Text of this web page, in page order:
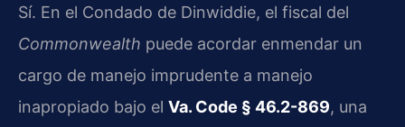
Sí. En el Condado de Dinwiddie, el fiscal del
Commonwealth puede acordar enmendar un
cargo de manejo imprudente a manejo
inapropiado bajo el Va. Code § 46.2-869, una